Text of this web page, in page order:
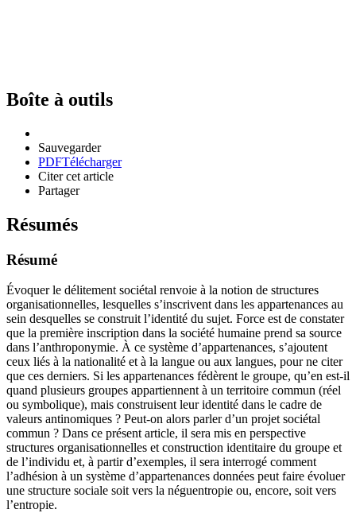
Boîte à outils
Sauvegarder
PDFTélécharger
Citer cet article
Partager
Résumés
Résumé
Évoquer le délitement sociétal renvoie à la notion de structures
organisationnelles, lesquelles s’inscrivent dans les appartenances au
sein desquelles se construit l’identité du sujet. Force est de constater
que la première inscription dans la société humaine prend sa source
dans l’anthroponymie. À ce système d’appartenances, s’ajoutent
ceux liés à la nationalité et à la langue ou aux langues, pour ne citer
que ces derniers. Si les appartenances fédèrent le groupe, qu’en est-il
quand plusieurs groupes appartiennent à un territoire commun (réel
ou symbolique), mais construisent leur identité dans le cadre de
valeurs antinomiques ? Peut-on alors parler d’un projet sociétal
commun ? Dans ce présent article, il sera mis en perspective
structures organisationnelles et construction identitaire du groupe et
de l’individu et, à partir d’exemples, il sera interrogé comment
l’adhésion à un système d’appartenances données peut faire évoluer
une structure sociale soit vers la néguentropie ou, encore, soit vers
l’entropie.